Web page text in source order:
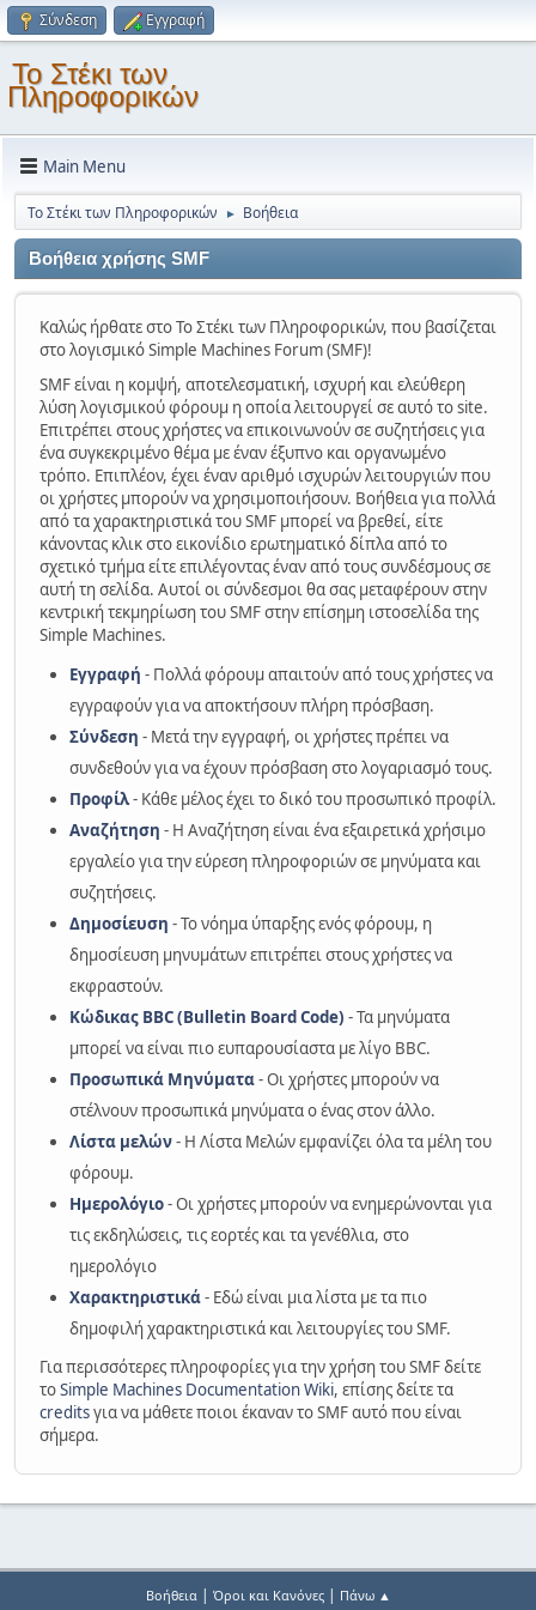
Σύνδεση Εγγραφή
Το Στέκι των
Πληροφορικών
Main Menu
Το Στέκι των Πληροφορικών ► Βοήθεια
Βοήθεια χρήσης SMF
Καλώς ήρθατε στο Το Στέκι των Πληροφορικών, που βασίζεται
στο λογισμικό Simple Machines Forum (SMF)!
SMF είναι η κομψή, αποτελεσματική, ισχυρή και ελεύθερη
λύση λογισμικού φόρουμ η οποία λειτουργεί σε αυτό το site.
Επιτρέπει στους χρήστες να επικοινωνούν σε συζητήσεις για
ένα συγκεκριμένο θέμα με έναν έξυπνο και οργανωμένο
τρόπο. Επιπλέον, έχει έναν αριθμό ισχυρών λειτουργιών που
οι χρήστες μπορούν να χρησιμοποιήσουν. Βοήθεια για πολλά
από τα χαρακτηριστικά του SMF μπορεί να βρεθεί, είτε
κάνοντας κλικ στο εικονίδιο ερωτηματικό δίπλα από το
σχετικό τμήμα είτε επιλέγοντας έναν από τους συνδέσμους σε
αυτή τη σελίδα. Αυτοί οι σύνδεσμοι θα σας μεταφέρουν στην
κεντρική τεκμηρίωση του SMF στην επίσημη ιστοσελίδα της
Simple Machines.
Εγγραφή - Πολλά φόρουμ απαιτούν από τους χρήστες να
εγγραφούν για να αποκτήσουν πλήρη πρόσβαση.
Σύνδεση - Μετά την εγγραφή, οι χρήστες πρέπει να
συνδεθούν για να έχουν πρόσβαση στο λογαριασμό τους.
Προφίλ- Κάθε μέλος έχει το δικό του προσωπικό προφίλ.
Αναζήτηση - Η Αναζήτηση είναι ένα εξαιρετικά χρήσιμο
εργαλείο για την εύρεση πληροφοριών σε μηνύματα και
συζητήσεις.
Δημοσίευση - Το νόημα ύπαρξης ενός φόρουμ, η
δημοσίευση μηνυμάτων επιτρέπει στους χρήστες να
εκφραστούν.
Κώδικας BBC (Bulletin Board Code) - Τα μηνύματα
μπορεί να είναι πιο ευπαρουσίαστα με λίγο BBC.
Προσωπικά Μηνύματα- Οι χρήστες μπορούν να
στέλνουν προσωπικά μηνύματα ο ένας στον άλλο.
Λίστα μελών- Η Λίστα Μελών εμφανίζει όλα τα μέλη του
φόρουμ.
Ημερολόγιο- Οι χρήστες μπορούν να ενημερώνονται για
τις εκδηλώσεις, τις εορτές και τα γενέθλια, στο
ημερολόγιο
Χαρακτηριστικά- Εδώ είναι μια λίστα με τα πιο
δημοφιλή χαρακτηριστικά και λειτουργίες του SMF.
Για περισσότερες πληροφορίες για την χρήση του SMF δείτε
τοSimple Machines Documentation Wiki, επίσης δείτε τα
creditsγια να μάθετε ποιοι έκαναν το SMF αυτό που είναι
σήμερα.
Βοήθεια| Όροι και Κανόνες| Πάνω ▲